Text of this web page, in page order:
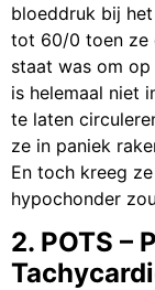
bloeddruk bij
tot 60/0 toen ze
staat was om
is helemaal niet
te laten
ze in paniek
En toch kreeg
hypochonder
2. POTS –